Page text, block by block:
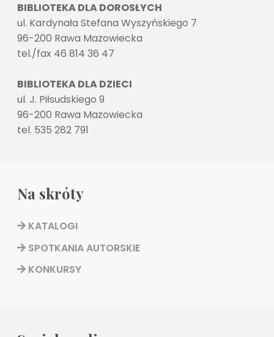
BIBLIOTEKA DLA DOROSŁYCH
ul. Kardynała Stefana Wyszyńskiego 7
96-200 Rawa Mazowiecka
tel./fax 46 814 36 47
BIBLIOTEKA DLA DZIECI
ul. J. Piłsudskiego 9
96-200 Rawa Mazowiecka
tel. 535 282 791
Na skróty
KATALOGI
SPOTKANIA AUTORSKIE
KONKURSY